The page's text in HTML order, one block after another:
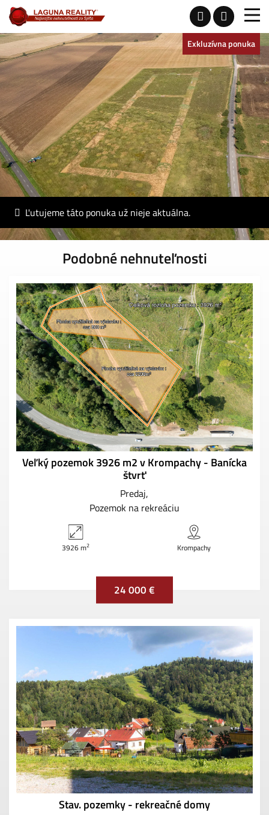
Exkluzívna ponuka
Ľutujeme táto ponuka už nieje aktuálna.
Podobné nehnuteľnosti
Veľký pozemok 3926 m2 v Krompachy - Banícka
štvrť
Predaj
Pozemok na rekreáciu
3926 m2 Krompachy
24 000 €
Stav. pozemky - rekreačné domy